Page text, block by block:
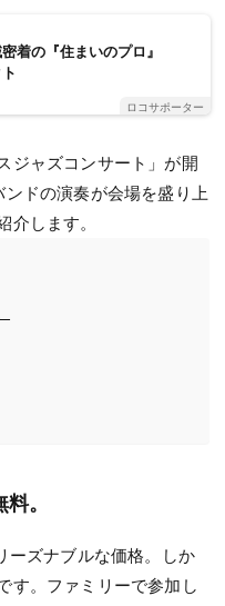
着の『住まいのプロ』
ロコサポーター
ジャズコンサート」が開
ドの演奏が会場を盛り上
介します。
。
ーズナブルな価格。しか
す。ファミリーで参加し